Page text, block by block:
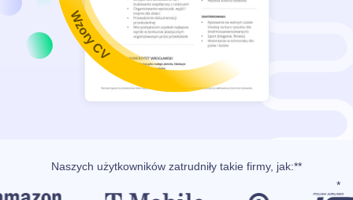
Wzory CV
Naszych użytkowników zatrudniły takie firmy, jak:**